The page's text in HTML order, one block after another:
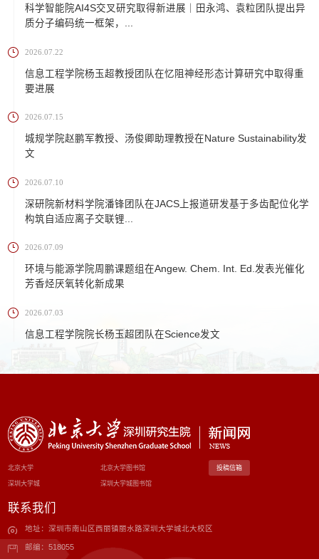
科学智能院AI4S交叉研究取得新进展｜田永鸿、袁粒团队提出异
质分子编码统一框架，...
2026.07.22
信息工程学院杨玉超教授团队在忆阻神经形态计算研究中取得重
要进展
2026.07.15
城规学院赵鹏军教授、汤俊卿助理教授在Nature Sustainability发
文
2026.07.10
深研院新材料学院潘锋团队在JACS上报道研发基于多齿配位化学
构筑自适应离子交联锂...
2026.07.09
环境与能源学院周鹏课题组在Angew. Chem. Int. Ed.发表光催化
芳香烃厌氧转化新成果
2026.07.03
信息工程学院院长杨玉超团队在Science发文
北京大学 北京大学图书馆
深圳大学城 深圳大学城图书馆
投稿信箱
联系我们
地址：深圳市南山区西丽镇丽水路深圳大学城北大校区
邮编：518055